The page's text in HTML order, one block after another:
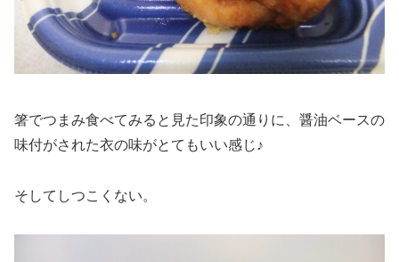
箸でつまみ食べてみると見た印象の通りに、醤油ベースの
味付がされた衣の味がとてもいい感じ♪
そしてしつこくない。